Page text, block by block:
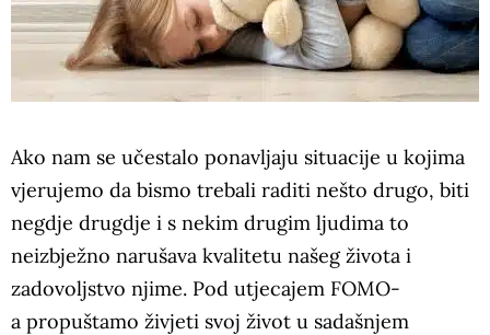
Ako nam se učestalo ponavljaju situacije u kojima
vjerujemo da bismo trebali raditi nešto drugo, biti
negdje drugdje i s nekim drugim ljudima to
neizbježno narušava kvalitetu našeg života i
zadovoljstvo njime. Pod utjecajem FOMO-
a propuštamo živjeti svoj život u sadašnjem